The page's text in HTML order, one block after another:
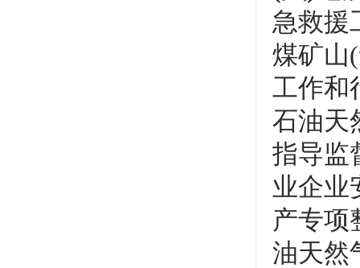
急救援
煤矿山
工作和
石油天
指导监
业企业
产专项
油天然